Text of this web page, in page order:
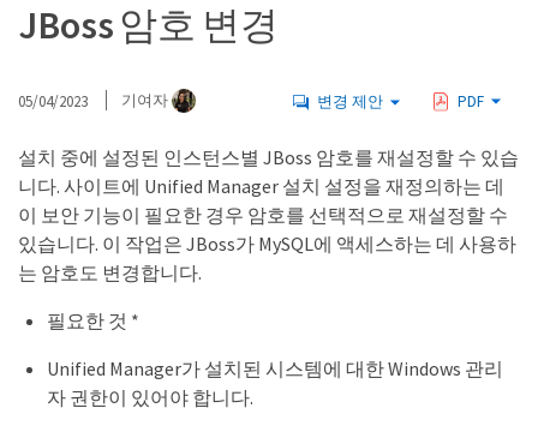
JBoss 암호 변경
05/04/2023 기여자 변경 제안 PDF
설치 중에 설정된 인스턴스별 JBoss 암호를 재설정할 수 있습
니다. 사이트에 Unified Manager 설치 설정을 재정의하는 데
이 보안 기능이 필요한 경우 암호를 선택적으로 재설정할 수
있습니다. 이 작업은 JBoss가 MySQL에 액세스하는 데 사용하
는 암호도 변경합니다.
필요한 것 *
Unified Manager가 설치된 시스템에 대한 Windows 관리
자 권한이 있어야 합니다.